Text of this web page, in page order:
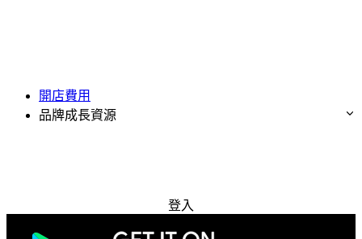
開店費用
品牌成長資源
登入